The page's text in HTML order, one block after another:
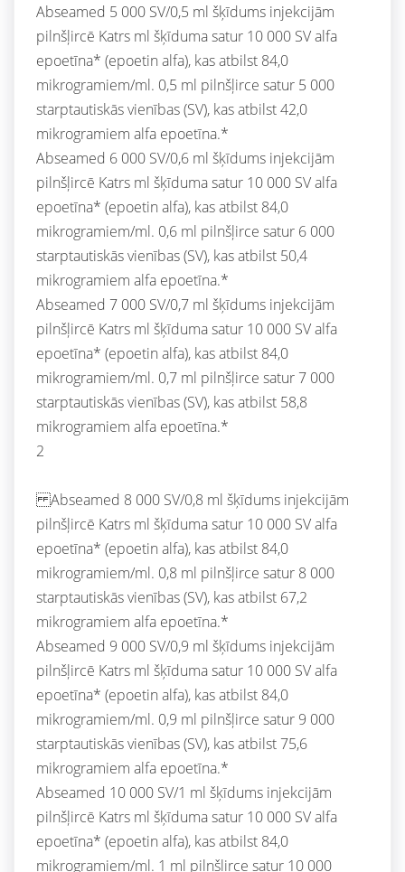
Abseamed 5 000 SV/0,5 ml šķīdums injekcijām
pilnšļircē Katrs ml šķīduma satur 10 000 SV alfa
epoetīna* (epoetin alfa), kas atbilst 84,0
mikrogramiem/ml. 0,5 ml pilnšļirce satur 5 000
starptautiskās vienības (SV), kas atbilst 42,0
mikrogramiem alfa epoetīna.*
Abseamed 6 000 SV/0,6 ml šķīdums injekcijām
pilnšļircē Katrs ml šķīduma satur 10 000 SV alfa
epoetīna* (epoetin alfa), kas atbilst 84,0
mikrogramiem/ml. 0,6 ml pilnšļirce satur 6 000
starptautiskās vienības (SV), kas atbilst 50,4
mikrogramiem alfa epoetīna.*
Abseamed 7 000 SV/0,7 ml šķīdums injekcijām
pilnšļircē Katrs ml šķīduma satur 10 000 SV alfa
epoetīna* (epoetin alfa), kas atbilst 84,0
mikrogramiem/ml. 0,7 ml pilnšļirce satur 7 000
starptautiskās vienības (SV), kas atbilst 58,8
mikrogramiem alfa epoetīna.*
2
Abseamed 8 000 SV/0,8 ml šķīdums injekcijām
pilnšļircē Katrs ml šķīduma satur 10 000 SV alfa
epoetīna* (epoetin alfa), kas atbilst 84,0
mikrogramiem/ml. 0,8 ml pilnšļirce satur 8 000
starptautiskās vienības (SV), kas atbilst 67,2
mikrogramiem alfa epoetīna.*
Abseamed 9 000 SV/0,9 ml šķīdums injekcijām
pilnšļircē Katrs ml šķīduma satur 10 000 SV alfa
epoetīna* (epoetin alfa), kas atbilst 84,0
mikrogramiem/ml. 0,9 ml pilnšļirce satur 9 000
starptautiskās vienības (SV), kas atbilst 75,6
mikrogramiem alfa epoetīna.*
Abseamed 10 000 SV/1 ml šķīdums injekcijām
pilnšļircē Katrs ml šķīduma satur 10 000 SV alfa
epoetīna* (epoetin alfa), kas atbilst 84,0
mikrogramiem/ml. 1 ml pilnšļirce satur 10 000